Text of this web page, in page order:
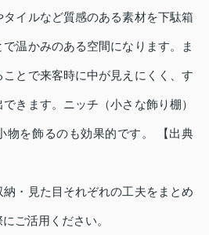
イルなど質感のある素材を下駄箱
温かみのある空間になります。ま
とで来客時に中が見えにくく、す
きます。ニッチ（小さな飾り棚）
物を飾るのも効果的です。 【出典
・見た目それぞれの工夫をまとめ
ご活用ください。